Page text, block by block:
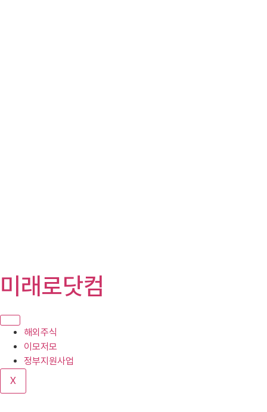
텐
로
기
미래로닷컴
해외주식
이모저모
정부지원사업
X